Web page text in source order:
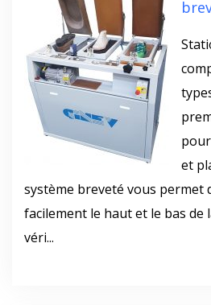
et
système breveté vous permet
facilement le haut et le bas de
véri...